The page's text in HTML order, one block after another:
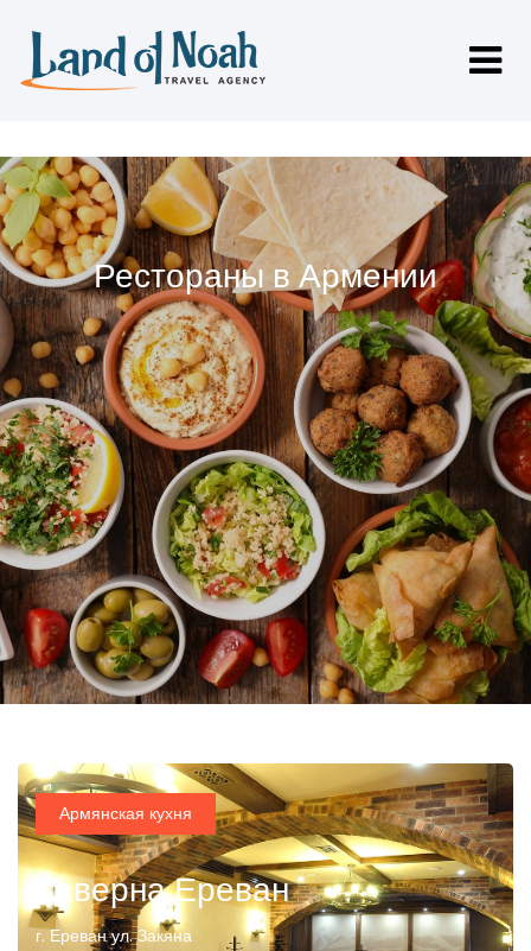
Рестораны в Армении
Армянская кухня
Таверна Ереван
г. Ереван ул. Закяна